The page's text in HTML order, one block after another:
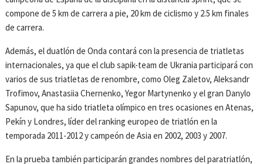
compone de 5 km de carrera a pie, 20 km de ciclismo y 2.5 km finales
de carrera.
Además, el duatlón de Onda contará con la presencia de triatletas
internacionales, ya que el club sapik-team de Ukrania participará con
varios de sus triatletas de renombre, como Oleg Zaletov, Aleksandr
Trofimov, Anastasiia Chernenko, Yegor Martynenko y el gran Danylo
Sapunov, que ha sido triatleta olímpico en tres ocasiones en Atenas,
Pekín y Londres, líder del ranking europeo de triatlón en la
temporada 2011-2012 y campeón de Asia en 2002, 2003 y 2007.
En la prueba también participarán grandes nombres del paratriatlón,